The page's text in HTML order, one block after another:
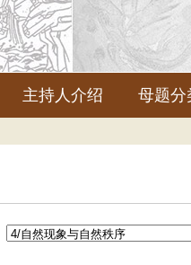
主持人介绍 母题分